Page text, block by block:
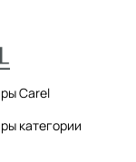
Carel
категории